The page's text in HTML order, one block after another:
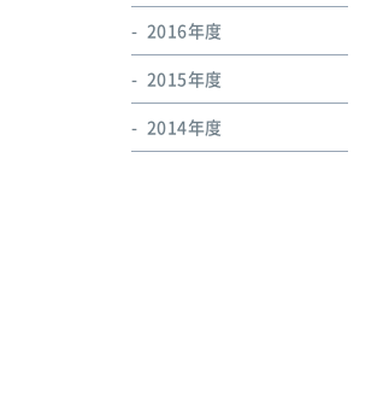
2016年度
2015年度
2014年度